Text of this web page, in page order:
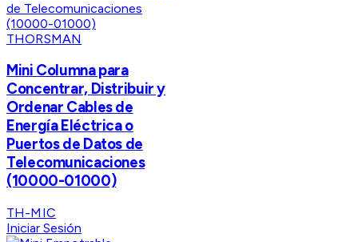
THORSMAN
Mini Columna para
Concentrar, Distribuir y
Ordenar Cables de
Energía Eléctrica o
Puertos de Datos de
Telecomunicaciones
(10000-01000)
TH-MIC
Iniciar Sesión